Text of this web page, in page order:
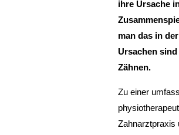
ihre Ursache
man das in
Ursachen
Zähnen.
Zu einer
Zahnarztpraxis